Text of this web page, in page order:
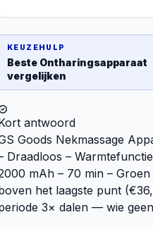
KEUZEHULP
Beste Ontharingsapparaat
vergelijken
antwoord
Goods Nekmassage
Draadloos –
mAh – 70 min –
het laagste punt
3× dalen — wie